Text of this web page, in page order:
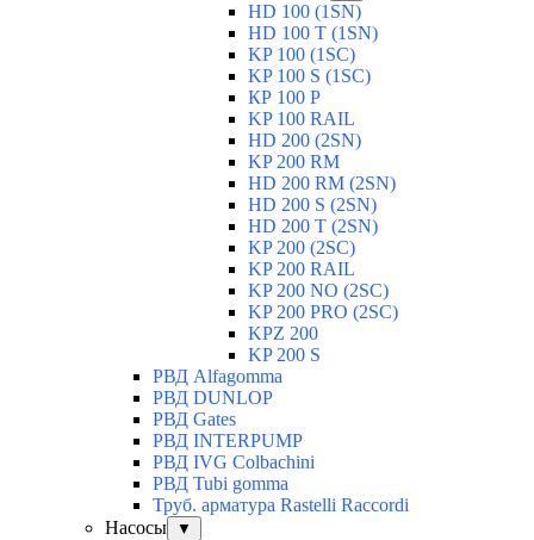
HD 100 (1SN)
HD 100 T (1SN)
KP 100 (1SC)
KP 100 S (1SC)
КР 100 Р
KP 100 RAIL
HD 200 (2SN)
KP 200 RM
HD 200 RM (2SN)
HD 200 S (2SN)
HD 200 T (2SN)
KP 200 (2SC)
KP 200 RAIL
KP 200 NO (2SC)
KP 200 PRO (2SC)
KPZ 200
KP 200 S
РВД Alfagomma
РВД DUNLOP
РВД Gates
РВД INTERPUMP
РВД IVG Colbachini
РВД Tubi gomma
Труб. арматура Rastelli Raccordi
Насосы
▼